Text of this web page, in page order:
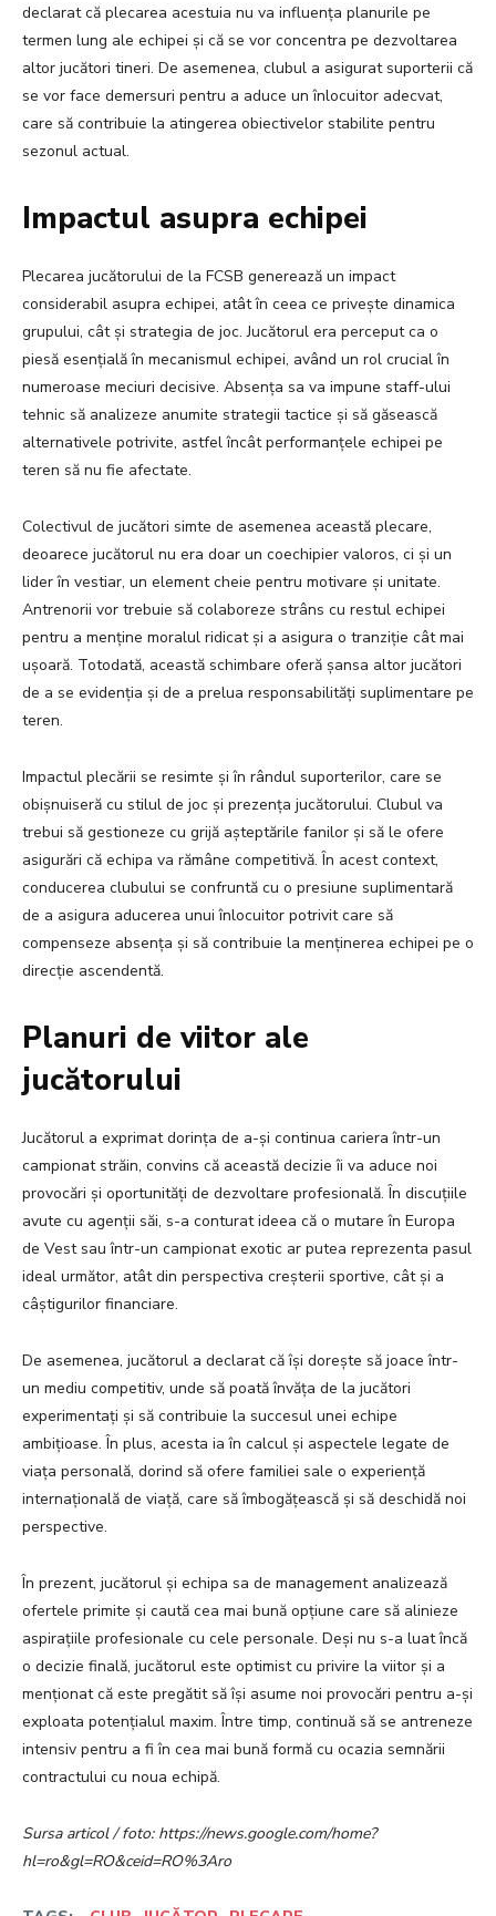
declarat că plecarea acestuia nu va influența planurile pe
termen lung ale echipei și că se vor concentra pe dezvoltarea
altor jucători tineri. De asemenea, clubul a asigurat suporterii că
se vor face demersuri pentru a aduce un înlocuitor adecvat,
care să contribuie la atingerea obiectivelor stabilite pentru
sezonul actual.
Impactul asupra echipei
Plecarea jucătorului de la FCSB generează un impact
considerabil asupra echipei, atât în ceea ce privește dinamica
grupului, cât și strategia de joc. Jucătorul era perceput ca o
piesă esențială în mecanismul echipei, având un rol crucial în
numeroase meciuri decisive. Absența sa va impune staff-ului
tehnic să analizeze anumite strategii tactice și să găsească
alternativele potrivite, astfel încât performanțele echipei pe
teren să nu fie afectate.
Colectivul de jucători simte de asemenea această plecare,
deoarece jucătorul nu era doar un coechipier valoros, ci și un
lider în vestiar, un element cheie pentru motivare și unitate.
Antrenorii vor trebuie să colaboreze strâns cu restul echipei
pentru a menține moralul ridicat și a asigura o tranziție cât mai
ușoară. Totodată, această schimbare oferă șansa altor jucători
de a se evidenția și de a prelua responsabilități suplimentare pe
teren.
Impactul plecării se resimte și în rândul suporterilor, care se
obișnuiseră cu stilul de joc și prezența jucătorului. Clubul va
trebui să gestioneze cu grijă așteptările fanilor și să le ofere
asigurări că echipa va rămâne competitivă. În acest context,
conducerea clubului se confruntă cu o presiune suplimentară
de a asigura aducerea unui înlocuitor potrivit care să
compenseze absența și să contribuie la menținerea echipei pe o
direcție ascendentă.
Planuri de viitor ale
jucătorului
Jucătorul a exprimat dorința de a-și continua cariera într-un
campionat străin, convins că această decizie îi va aduce noi
provocări și oportunități de dezvoltare profesională. În discuțiile
avute cu agenții săi, s-a conturat ideea că o mutare în Europa
de Vest sau într-un campionat exotic ar putea reprezenta pasul
ideal următor, atât din perspectiva creșterii sportive, cât și a
câștigurilor financiare.
De asemenea, jucătorul a declarat că își dorește să joace într-
un mediu competitiv, unde să poată învăța de la jucători
experimentați și să contribuie la succesul unei echipe
ambițioase. În plus, acesta ia în calcul și aspectele legate de
viața personală, dorind să ofere familiei sale o experiență
internațională de viață, care să îmbogățească și să deschidă noi
perspective.
În prezent, jucătorul și echipa sa de management analizează
ofertele primite și caută cea mai bună opțiune care să alinieze
aspirațiile profesionale cu cele personale. Deși nu s-a luat încă
o decizie finală, jucătorul este optimist cu privire la viitor și a
menționat că este pregătit să își asume noi provocări pentru a-și
exploata potențialul maxim. Între timp, continuă să se antreneze
intensiv pentru a fi în cea mai bună formă cu ocazia semnării
contractului cu noua echipă.
Sursa articol / foto: https://news.google.com/home?
hl=ro&gl=RO&ceid=RO%3Aro